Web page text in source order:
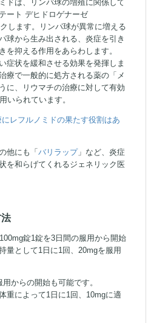
ート デヒドロゲナーゼ
します。リンパ球が異常に増える
球から生み出される、炎症を引き
を抑える作用をあらわします。
症状を緩和させる効果を発揮しま
療で一般的に処方される薬の「メ
に、リウマチの治療に対して有効
いられています。
にレフルノミドの果たす役割はあ
他にも「バリラップ」など、炎症
を和らげてくれるジェネリック医
錠1錠を3日間の服用から開始
量として1日に1回、20mgを服用
からの開始も可能です。
重によって1日に1回、10mgに適